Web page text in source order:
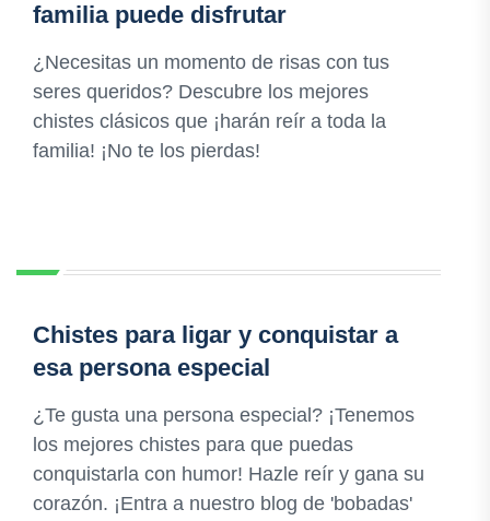
familia puede disfrutar
¿Necesitas un momento de risas con tus
seres queridos? Descubre los mejores
chistes clásicos que ¡harán reír a toda la
familia! ¡No te los pierdas!
Chistes para ligar y conquistar a
esa persona especial
¿Te gusta una persona especial? ¡Tenemos
los mejores chistes para que puedas
conquistarla con humor! Hazle reír y gana su
corazón. ¡Entra a nuestro blog de 'bobadas'